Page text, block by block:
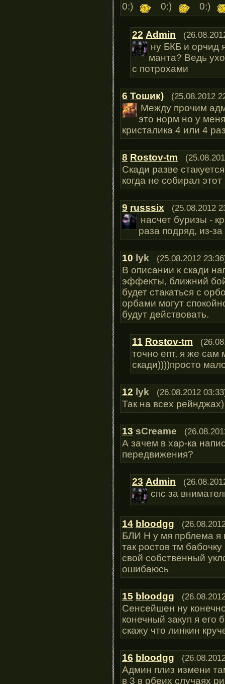
0:)
0:) 0:)
22 Admin
ну БКБ и орчид
манта? Ведь
с потрохами
6 Тошик) (25.08.2012
Между прочим
это норм но у
кристалика 4 или 4
8 Rostov-tm
Скади разве
когда не собирал
9 russsix (25.08.2012
насчет буризы -
раза подряд, из-
10 lyk (25.08.2012
В описании к скади
эффекты, ближний
будет стакаться с
орбами могут
будут действовать.
11 Rostov-tm
точно епт, я же
скади))))просто
12 lyk (26.08.2012
Так на всех рейнджах)
13 sCreame
А зачем в хар-ка
передвижения?
23 Admin
спс за
14 bloodgg
БЛИ Н у мя прблема я
так ростов тм
свой собственный
ошибаюсь
15 bloodgg
Сенсейшен ну
конечный закуп я его
скажу что линкин
16 bloodgg
Админ плиз измени
в 3 в обеих случаях